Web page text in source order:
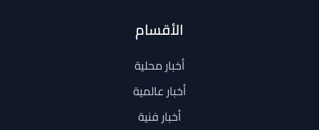
الأقسام
أخبار محلية
أخبار عالمية
أخبار فنية